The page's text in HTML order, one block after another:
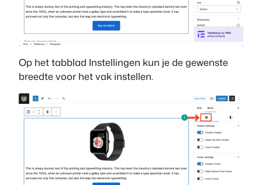
Op het tabblad Instellingen kun je de gewenste
breedte voor het vak instellen.